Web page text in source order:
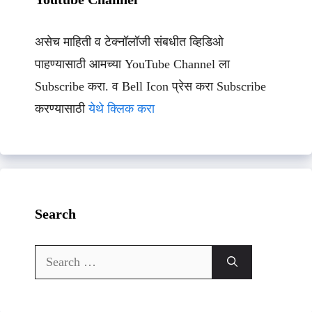
असेच माहिती व टेक्नॉलॉजी संबधीत व्हिडिओ
पाहण्यासाठी आमच्या YouTube Channel ला
Subscribe करा. व Bell Icon प्रेस करा Subscribe
करण्यासाठीयेथे क्लिक करा
Search
Search
for: